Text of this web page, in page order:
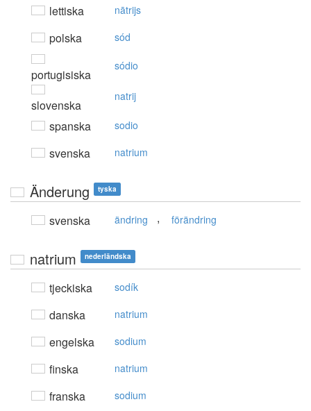
lettiska nātrijs
polska sód
portugisiska
sódio
slovenska
natrij
spanska sodio
svenska natrium
Änderung tyska
svenska ändring , förändring
natrium nederländska
tjeckiska sodík
danska natrium
engelska sodium
finska natrium
franska sodium